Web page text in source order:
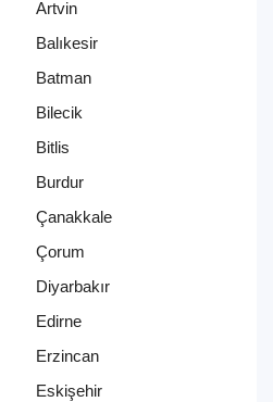
Artvin
Balıkesir
Batman
Bilecik
Bitlis
Burdur
Çanakkale
Çorum
Diyarbakır
Edirne
Erzincan
Eskişehir